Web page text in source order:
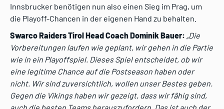
Innsbrucker benötigen nun also einen Sieg im Prag, um
die Playoff-Chancen in der eigenen Hand zu behalten.
Swarco Raiders Tirol Head Coach Dominik Bauer: „Die
Vorbereitungen laufen wie geplant, wir gehen in die Partie
wie in ein Playoffspiel. Dieses Spiel entscheidet, ob wir
eine legitime Chance auf die Postseason haben oder
nicht. Wir sind zuversichtlich, wollen unser Bestes geben.
Gegen die Vikings haben wir gezeigt, dass wir fähig sind,